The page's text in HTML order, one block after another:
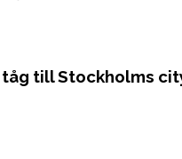
till Stockholms